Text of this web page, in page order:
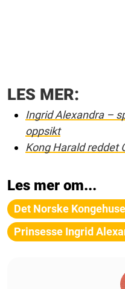
LES MER:
Ingrid Alexandra –
oppsikt
Kong Harald reddet
Les mer om...
Det Norske
Prinsesse Ingrid